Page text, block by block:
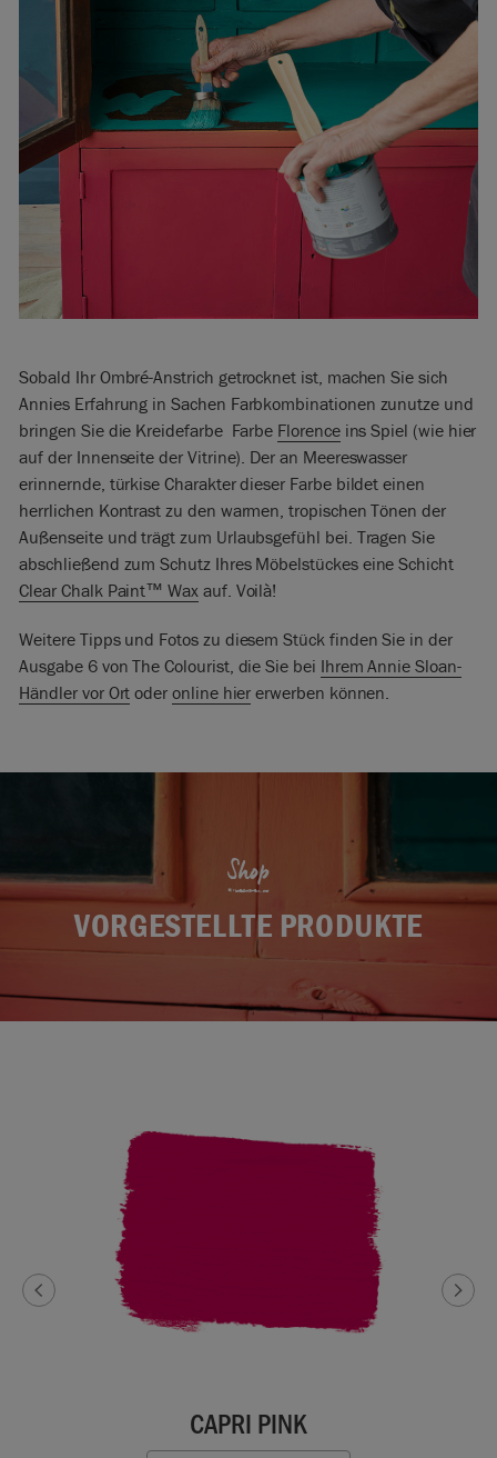
Sobald Ihr Ombré-Anstrich getrocknet ist, machen Sie sich
Annies Erfahrung in Sachen Farbkombinationen zunutze und
bringen Sie die Kreidefarbe Farbe Florenceins Spiel (wie hier
auf der Innenseite der Vitrine). Der an Meereswasser
erinnernde, türkise Charakter dieser Farbe bildet einen
herrlichen Kontrast zu den warmen, tropischen Tönen der
Außenseite und trägt zum Urlaubsgefühl bei. Tragen Sie
abschließend zum Schutz Ihres Möbelstückes eine Schicht
Clear Chalk Paint™ Waxauf. Voilà!
Weitere Tipps und Fotos zu diesem Stück finden Sie in der
Ausgabe 6 von The Colourist, die Sie bei Ihrem Annie Sloan-
Händler vor Ort oderonline hier erwerben können.
Shop
VORGESTELLTE PRODUKTE
CAPRI PINK